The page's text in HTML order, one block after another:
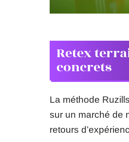
Retex
concrets
La méthode
sur un marché de
retours